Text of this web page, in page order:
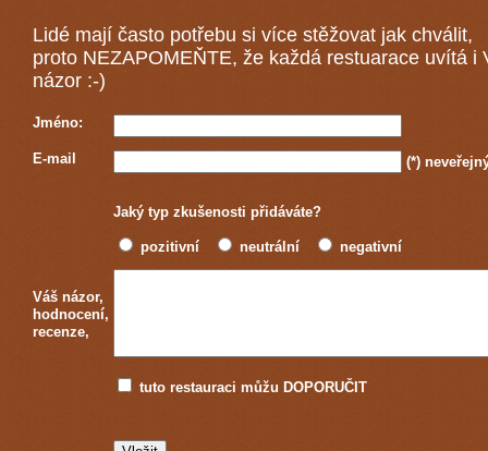
Lidé mají často potřebu si více stěžovat jak chválit,
proto NEZAPOMEŇTE, že každá restuarace uvítá i
názor :-)
Jméno:
E-mail (*)
Jaký typ zkušenosti přidáváte?
pozitivní neutrální negativní
Váš názor,
hodnocení,
recenze,
tuto restauraci můžu DOPORUČIT